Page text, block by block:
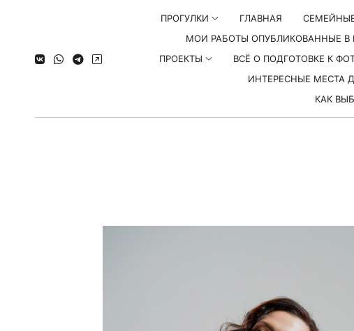
ПРОГУЛКИ ГЛАВНАЯ
МОИ РАБОТЫ ОПУБЛИКОВАННЫЕ
ПРОЕКТЫ
ВСЁ О ПОДГОТОВКЕ К
ИНТЕРЕСНЫЕ МЕСТА
КАК